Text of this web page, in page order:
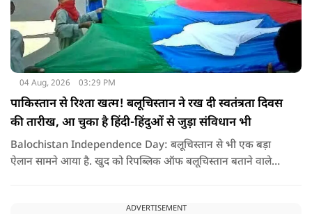
04 Aug, 2026 03:29 PM
पाकिस्तान से रिश्ता खत्म! बलूचिस्तान ने रख दी स्वतंत्रता दिवस
की तारीख, आ चुका है हिंदी-हिंदुओं से जुड़ा संविधान भी
Balochistan Independence Day: बलूचिस्तान से भी एक बड़ा
ऐलान सामने आया है. खुद को रिपब्लिक ऑफ बलूचिस्तान बताने वाले
ADVERTISEMENT